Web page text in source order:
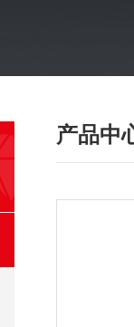
产品中